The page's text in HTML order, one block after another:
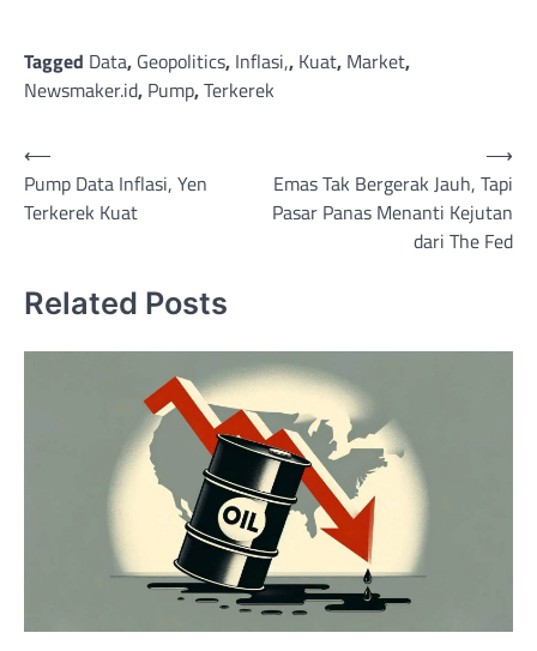
Tagged Data, Geopolitics, Inflasi,, Kuat, Market,
Newsmaker.id, Pump,Terkerek
Post
navigation
⟵
Pump Data Inflasi, Yen
Terkerek Kuat
Emas Tak Bergerak Jauh, Tapi
Pasar Panas Menanti Kejutan
dari The Fed
⟶
Related Posts